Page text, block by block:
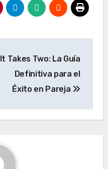
It Takes Two: La Guía
Definitiva para el
Éxito en Pareja